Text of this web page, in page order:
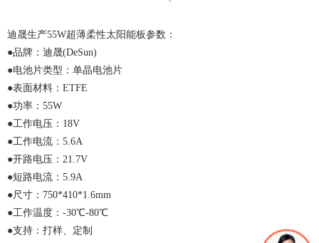
迪晟生产55W超薄柔性太阳能板参数：
●品牌：迪晟(DeSun)
●电池片类型：单晶电池片
●表面材料： ETFE
●功率： 55W
●工作电压： 18V
●工作电流： 5.6A
●开路电压： 21.7V
●短路电流： 5.9A
●尺寸： 750*410*1.6mm
●工作温度： -30℃-80℃
●支持：打样、定制